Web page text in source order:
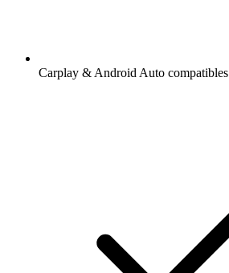
Carplay & Android Auto compatibles